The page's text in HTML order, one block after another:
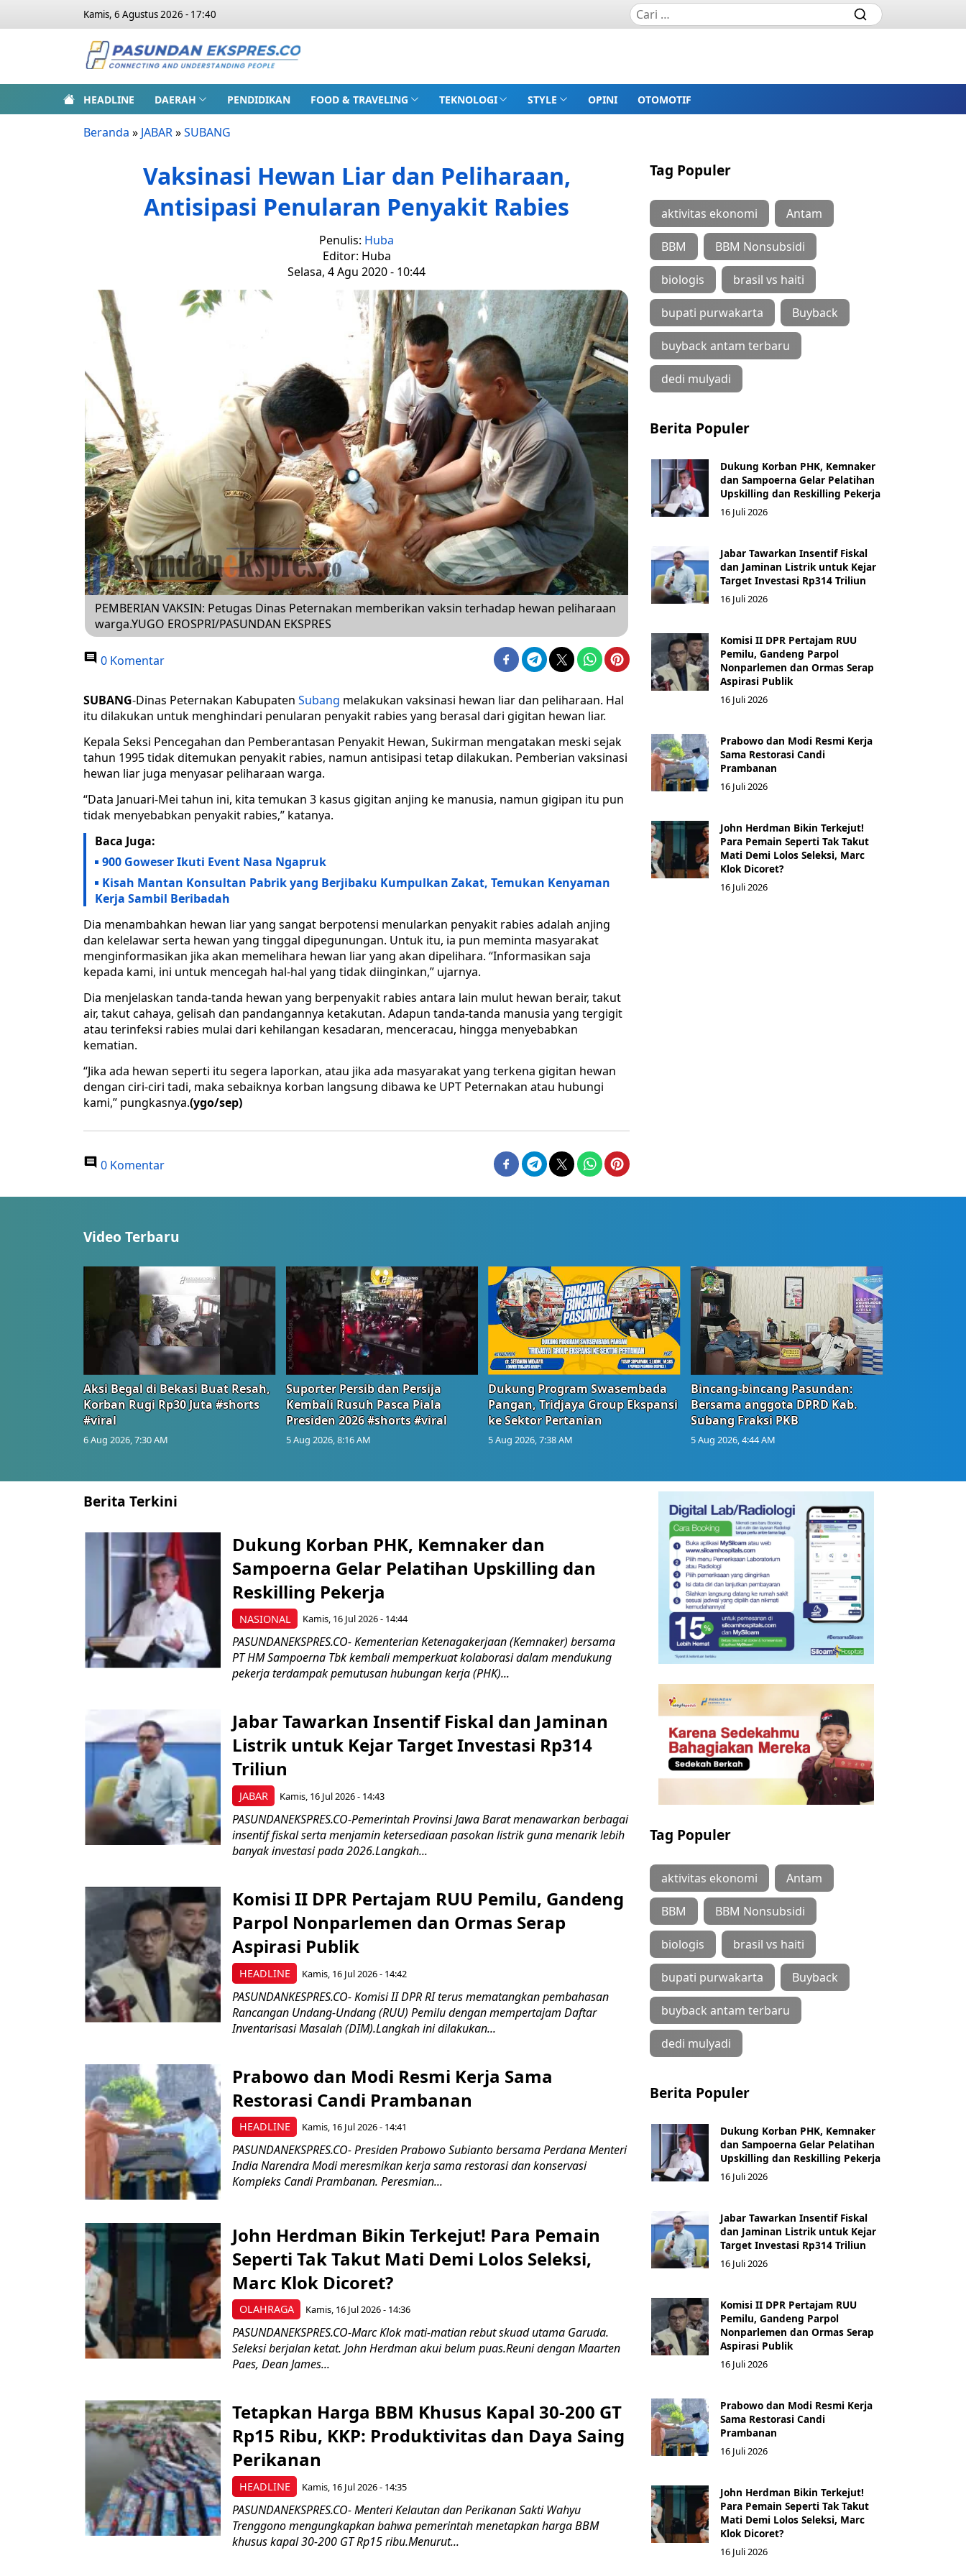
Kamis, 6 Agustus 2026 - 17:40
HEADLINE DAERAH PENDIDIKAN FOOD & TRAVELING TEKNOLOGI STYLE OPINI OTOMOTIF
Beranda » JABAR»SUBANG
Vaksinasi Hewan Liar dan Peliharaan,
Antisipasi Penularan Penyakit Rabies
Penulis: Huba
Editor: Huba
Selasa, 4 Agu 2020 - 10:44
PEMBERIAN VAKSIN: Petugas Dinas Peternakan memberikan vaksin terhadap hewan peliharaan
warga.YUGO EROSPRI/PASUNDAN EKSPRES
0 Komentar
SUBANG-Dinas Peternakan Kabupaten Subang melakukan vaksinasi hewan liar dan peliharaan. Hal
itu dilakukan untuk menghindari penularan penyakit rabies yang berasal dari gigitan hewan liar.
Kepala Seksi Pencegahan dan Pemberantasan Penyakit Hewan, Sukirman mengatakan meski sejak
tahun 1995 tidak ditemukan penyakit rabies, namun antisipasi tetap dilakukan. Pemberian vaksinasi
hewan liar juga menyasar peliharaan warga.
“Data Januari-Mei tahun ini, kita temukan 3 kasus gigitan anjing ke manusia, namun gigipan itu pun
tidak menyebabkan penyakit rabies,” katanya.
Baca Juga:
900 Goweser Ikuti Event Nasa Ngapruk
Kisah Mantan Konsultan Pabrik yang Berjibaku Kumpulkan Zakat, Temukan Kenyaman
Kerja Sambil Beribadah
Dia menambahkan hewan liar yang sangat berpotensi menularkan penyakit rabies adalah anjing
dan kelelawar serta hewan yang tinggal dipegunungan. Untuk itu, ia pun meminta masyarakat
menginformasikan jika akan memelihara hewan liar yang akan dipelihara. “Informasikan saja
kepada kami, ini untuk mencegah hal-hal yang tidak diinginkan,” ujarnya.
Dia menjelaskan tanda-tanda hewan yang berpenyakit rabies antara lain mulut hewan berair, takut
air, takut cahaya, gelisah dan pandangannya ketakutan. Adapun tanda-tanda manusia yang tergigit
atau terinfeksi rabies mulai dari kehilangan kesadaran, menceracau, hingga menyebabkan
kematian.
“Jika ada hewan seperti itu segera laporkan, atau jika ada masyarakat yang terkena gigitan hewan
dengan ciri-ciri tadi, maka sebaiknya korban langsung dibawa ke UPT Peternakan atau hubungi
kami,” pungkasnya.(ygo/sep)
0 Komentar
Tag Populer
aktivitas ekonomi Antam
BBM BBM Nonsubsidi
biologis brasil vs haiti
bupati purwakarta Buyback
buyback antam terbaru
dedi mulyadi
Berita Populer
Dukung Korban PHK, Kemnaker
dan Sampoerna Gelar Pelatihan
Upskilling dan Reskilling Pekerja
16 Juli 2026
Jabar Tawarkan Insentif Fiskal
dan Jaminan Listrik untuk Kejar
Target Investasi Rp314 Triliun
16 Juli 2026
Komisi II DPR Pertajam RUU
Pemilu, Gandeng Parpol
Nonparlemen dan Ormas Serap
Aspirasi Publik
16 Juli 2026
Prabowo dan Modi Resmi Kerja
Sama Restorasi Candi
Prambanan
16 Juli 2026
John Herdman Bikin Terkejut!
Para Pemain Seperti Tak Takut
Mati Demi Lolos Seleksi, Marc
Klok Dicoret?
16 Juli 2026
Video Terbaru
Aksi Begal di Bekasi Buat Resah,
Korban Rugi Rp30 Juta #shorts
#viral
6 Aug 2026, 7:30 AM
Suporter Persib dan Persija
Kembali Rusuh Pasca Piala
Presiden 2026 #shorts #viral
5 Aug 2026, 8:16 AM
Dukung Program Swasembada
Pangan, Tridjaya Group Ekspansi
ke Sektor Pertanian
5 Aug 2026, 7:38 AM
Bincang-bincang Pasundan:
Bersama anggota DPRD Kab.
Subang Fraksi PKB
5 Aug 2026, 4:44 AM
Berita Terkini
NASIONAL
Dukung Korban PHK, Kemnaker dan
Sampoerna Gelar Pelatihan Upskilling dan
Reskilling Pekerja
Kamis, 16 Jul 2026 - 14:44
PASUNDANEKSPRES.CO- Kementerian Ketenagakerjaan (Kemnaker) bersama
PT HM Sampoerna Tbk kembali memperkuat kolaborasi dalam mendukung
pekerja terdampak pemutusan hubungan kerja (PHK)...
JABAR
Jabar Tawarkan Insentif Fiskal dan Jaminan
Listrik untuk Kejar Target Investasi Rp314
Triliun
Kamis, 16 Jul 2026 - 14:43
PASUNDANEKSPRES.CO-Pemerintah Provinsi Jawa Barat menawarkan berbagai
insentif fiskal serta menjamin ketersediaan pasokan listrik guna menarik lebih
banyak investasi pada 2026.Langkah...
HEADLINE
Komisi II DPR Pertajam RUU Pemilu, Gandeng
Parpol Nonparlemen dan Ormas Serap
Aspirasi Publik
Kamis, 16 Jul 2026 - 14:42
PASUNDANKESPRES.CO- Komisi II DPR RI terus mematangkan pembahasan
Rancangan Undang-Undang (RUU) Pemilu dengan mempertajam Daftar
Inventarisasi Masalah (DIM).Langkah ini dilakukan...
HEADLINE
Prabowo dan Modi Resmi Kerja Sama
Restorasi Candi Prambanan
Kamis, 16 Jul 2026 - 14:41
PASUNDANEKSPRES.CO- Presiden Prabowo Subianto bersama Perdana Menteri
India Narendra Modi meresmikan kerja sama restorasi dan konservasi
Kompleks Candi Prambanan. Peresmian...
OLAHRAGA
John Herdman Bikin Terkejut! Para Pemain
Seperti Tak Takut Mati Demi Lolos Seleksi,
Marc Klok Dicoret?
Kamis, 16 Jul 2026 - 14:36
PASUNDANEKSPRES.CO-Marc Klok mati-matian rebut skuad utama Garuda.
Seleksi berjalan ketat. John Herdman akui belum puas.Reuni dengan Maarten
Paes, Dean James...
HEADLINE
Tetapkan Harga BBM Khusus Kapal 30-200 GT
Rp15 Ribu, KKP: Produktivitas dan Daya Saing
Perikanan
Kamis, 16 Jul 2026 - 14:35
PASUNDANEKSPRES.CO- Menteri Kelautan dan Perikanan Sakti Wahyu
Trenggono mengungkapkan bahwa pemerintah menetapkan harga BBM
khusus kapal 30-200 GT Rp15 ribu.Menurut...
Tag Populer
aktivitas ekonomi Antam
BBM BBM Nonsubsidi
biologis brasil vs haiti
bupati purwakarta Buyback
buyback antam terbaru
dedi mulyadi
Berita Populer
Dukung Korban PHK, Kemnaker
dan Sampoerna Gelar Pelatihan
Upskilling dan Reskilling Pekerja
16 Juli 2026
Jabar Tawarkan Insentif Fiskal
dan Jaminan Listrik untuk Kejar
Target Investasi Rp314 Triliun
16 Juli 2026
Komisi II DPR Pertajam RUU
Pemilu, Gandeng Parpol
Nonparlemen dan Ormas Serap
Aspirasi Publik
16 Juli 2026
Prabowo dan Modi Resmi Kerja
Sama Restorasi Candi
Prambanan
16 Juli 2026
John Herdman Bikin Terkejut!
Para Pemain Seperti Tak Takut
Mati Demi Lolos Seleksi, Marc
Klok Dicoret?
16 Juli 2026